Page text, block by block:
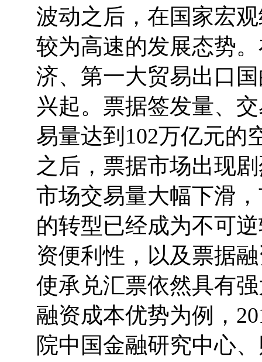
波动之后，在国家宏
较为高速的发展态势
济、第一大贸易出口
兴起。票据签发量、
易量达到102万亿元的
之后，票据市场出现
市场交易量大幅下滑
的转型已经成为不可
资便利性，以及票据
使承兑汇票依然具有
融资成本优势为例，
院中国金融研究中心